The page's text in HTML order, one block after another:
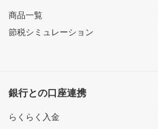
商品一覧
節税シミュレーション
銀行との口座連携
らくらく入金